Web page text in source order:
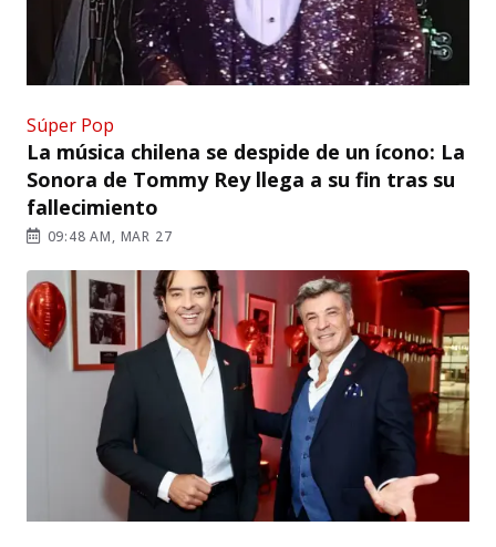
Súper Pop
La música chilena se despide de un ícono: La
Sonora de Tommy Rey llega a su fin tras su
fallecimiento
09:48 AM, MAR 27